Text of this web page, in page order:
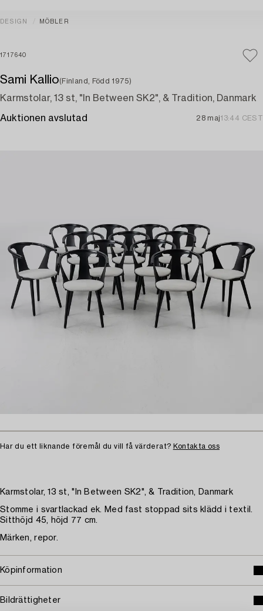
DESIGN MÖBLER
1717640
Sami Kallio(Finland, Född 1975)
Karmstolar, 13 st, "In Between SK2", & Tradition, Danmark
Auktionen avslutad 28 maj13:44 CEST
Har du ett liknande föremål du vill få värderat? Kontakta oss
Karmstolar, 13 st, "In Between SK2", & Tradition, Danmark
Stomme i svartlackad ek. Med fast stoppad sits klädd i textil.
Sitthöjd 45, höjd 77 cm.
Märken, repor.
Köpinformation
Bildrättigheter